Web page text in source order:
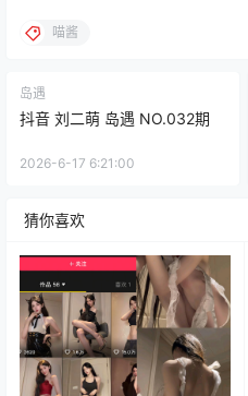
喵酱
岛遇
抖音 刘二萌 岛遇 NO.032期
2026-6-17 6:21:00
猜你喜欢